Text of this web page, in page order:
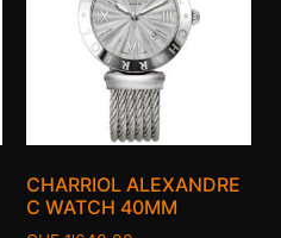
CHARRIOL ALEXANDRE
C WATCH 40MM